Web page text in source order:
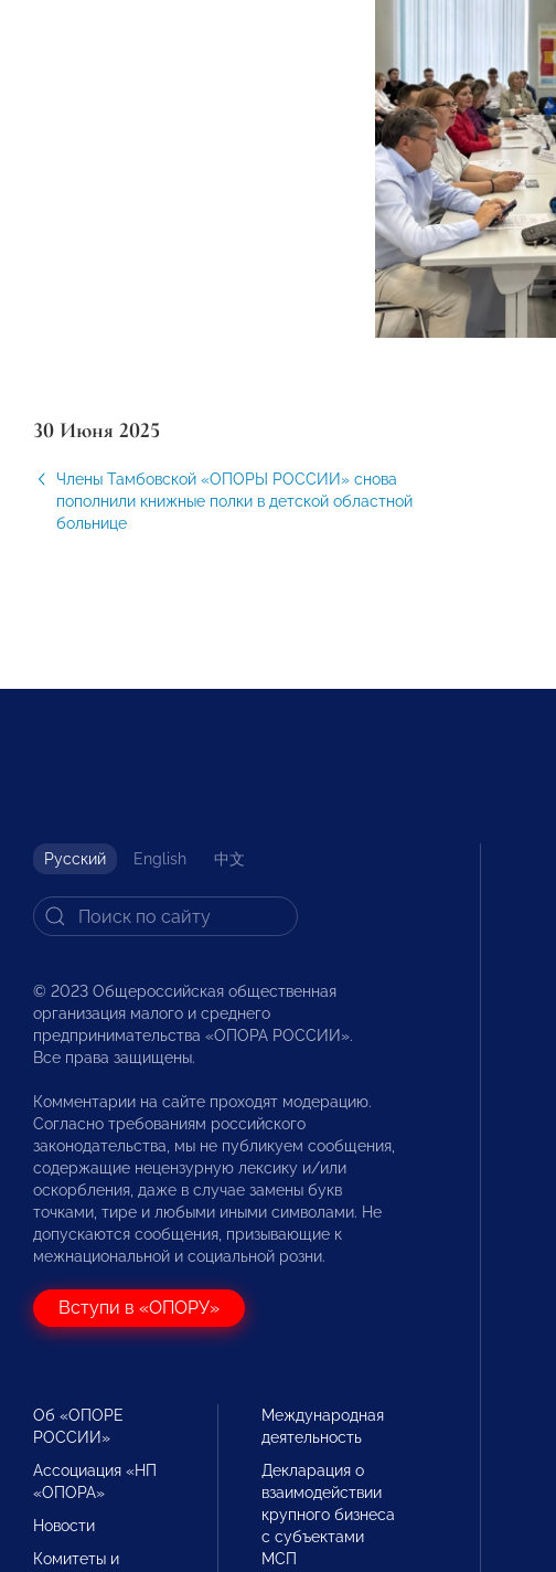
30 Июня 2025
Члены Тамбовской «ОПОРЫ РОССИИ» снова
пополнили книжные полки в детской областной
больнице
Русский English 中文
© 2023 Общероссийская общественная
организация малого и среднего
предпринимательства «ОПОРА РОССИИ».
Все права защищены.
Комментарии на сайте проходят модерацию.
Согласно требованиям российского
законодательства, мы не публикуем сообщения,
содержащие нецензурную лексику и/или
оскорбления, даже в случае замены букв
точками, тире и любыми иными символами. Не
допускаются сообщения, призывающие к
межнациональной и социальной розни.
Вступи в «ОПОРУ»
Об «ОПОРЕ
РОССИИ»
Ассоциация «НП
«ОПОРА»
Новости
Комитеты и
Международная
деятельность
Декларация о
взаимодействии
крупного бизнеса
с субъектами
МСП